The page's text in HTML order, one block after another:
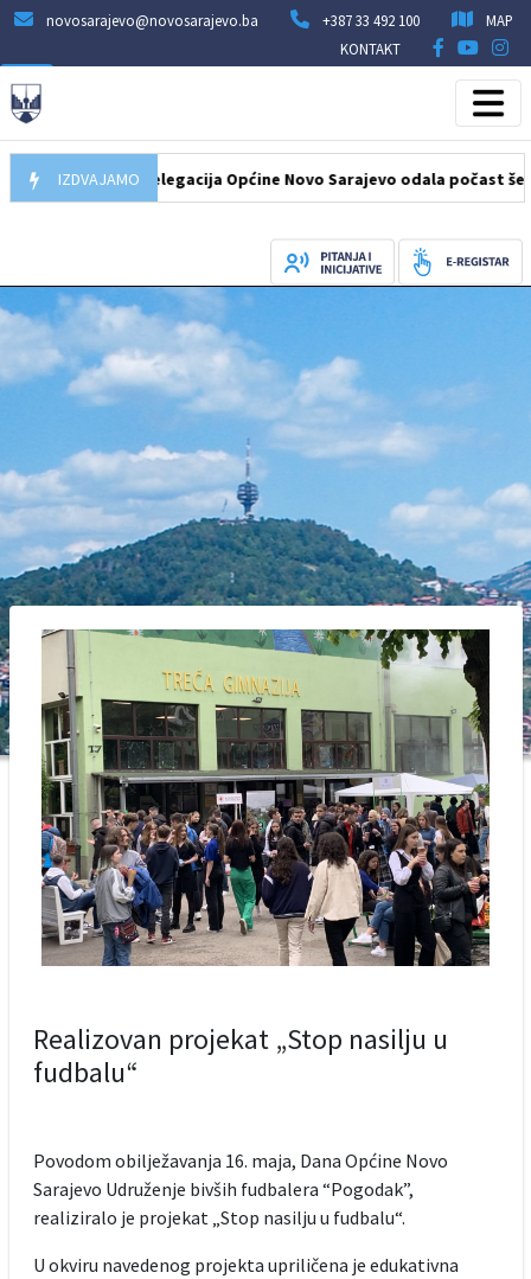
novosarajevo@novosarajevo.ba +387 33 492 100
MAP
KONTAKT
IZDVAJAMO
Delegacija Općine Novo Sarajevo odala počast šehidima
Realizovan projekat „Stop nasilju u
fudbalu“
Povodom obilježavanja 16. maja, Dana Općine Novo
Sarajevo Udruženje bivših fudbalera “Pogodak”,
realiziralo je projekat „Stop nasilju u fudbalu“.
U okviru navedenog projekta upriličena je edukativna